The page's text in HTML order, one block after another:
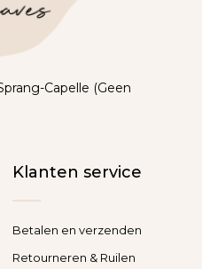
Capelle (Geen
Klanten service
Betalen en verzenden
Retourneren & Ruilen